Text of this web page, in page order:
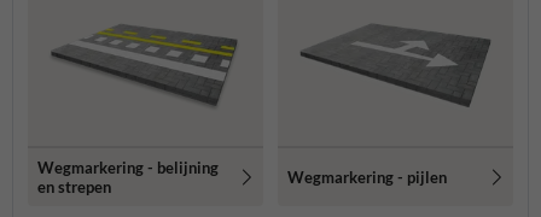
Wegmarkering - belijning
en strepen
Wegmarkering - pijlen